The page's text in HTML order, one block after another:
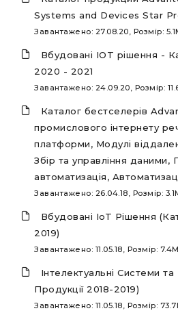
Systems and Devices Star
Завантажено: 27.08.20, Розмір:
Вбудовані IOT рішення -
2020 - 2021
Завантажено: 24.09.20, Розмір:
Каталог бестселерів
промислового інтернету
платформи, Модулі
Збір та управління даними,
автоматизація,
Завантажено: 26.04.18, Розмір:
Вбудовані IoT Рішення
2019)
Завантажено: 11.05.18, Розмір: 7.4M
Інтелектуальні Системи
Продукції 2018-2019)
Завантажено: 11.05.18, Розмір: